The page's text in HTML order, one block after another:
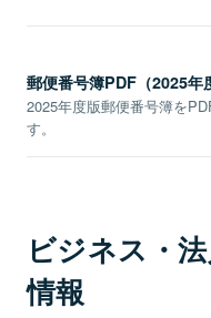
郵便番号簿PDF（2025年
2025年度版郵便番号簿を
す。
ビジネス・
情報